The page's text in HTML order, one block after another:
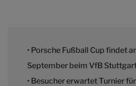
• Porsche Fußball Cup findet
September beim VfB
• Besucher erwartet Turnier